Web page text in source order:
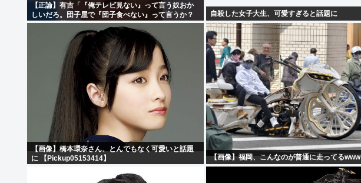
【正論】有吉「『俺テレビ見ない』って言う奴おか
しいだろ。団子屋で『団子食べない』って言うか？
こっちは芸人だぞ」
自殺した女子大生、可愛すぎると話題に
【画像】橋本環奈さん、とんでもなく可愛いと話題
に 【Pickup05153414】
【画像】福岡、こんなのが普通に走ってるwww